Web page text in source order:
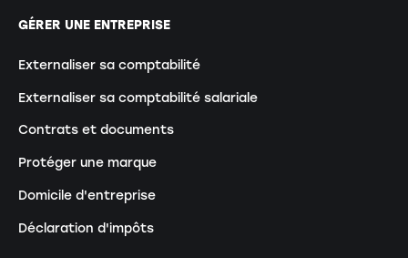
GÉRER UNE ENTREPRISE
Externaliser sa comptabilité
Externaliser sa comptabilité salariale
Contrats et documents
Protéger une marque
Domicile d'entreprise
Déclaration d'impôts